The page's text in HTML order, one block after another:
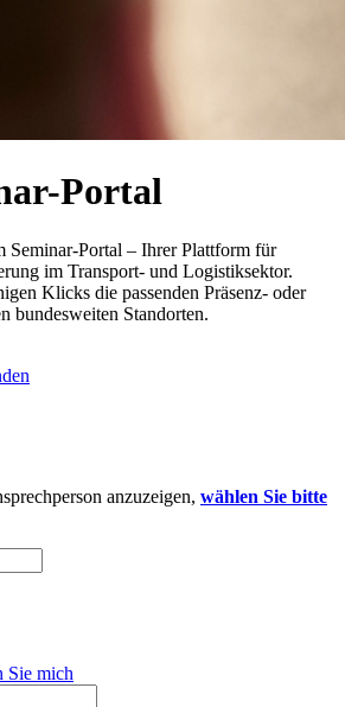
Portal
Seminar-Portal – Ihrer Plattform für
im Transport- und Logistiksektor.
Klicks die passenden Präsenz- oder
bundesweiten Standorten.
anzuzeigen, wählen Sie bitte
Sie mich